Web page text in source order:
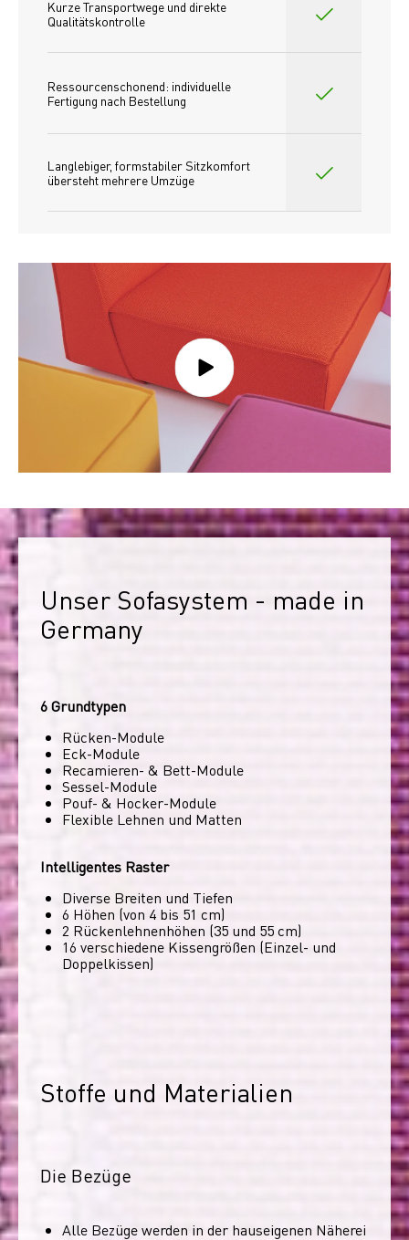
Kurze Transportwege und direkte
Qualitätskontrolle
Ressourcenschonend: individuelle
Fertigung nach Bestellung
Langlebiger, formstabiler Sitzkomfort
übersteht mehrere Umzüge
Unser Sofasystem - made in
Germany
6 Grundtypen
Rücken-Module
Eck-Module
Recamieren- & Bett-Module
Sessel-Module
Pouf- & Hocker-Module
Flexible Lehnen und Matten
Intelligentes Raster
Diverse Breiten und Tiefen
6 Höhen (von 4 bis 51 cm)
2 Rückenlehnenhöhen (35 und 55 cm)
16 verschiedene Kissengrößen (Einzel- und
Doppelkissen)
Stoffe und Materialien
Die Bezüge
Alle Bezüge werden in der hauseigenen Näherei